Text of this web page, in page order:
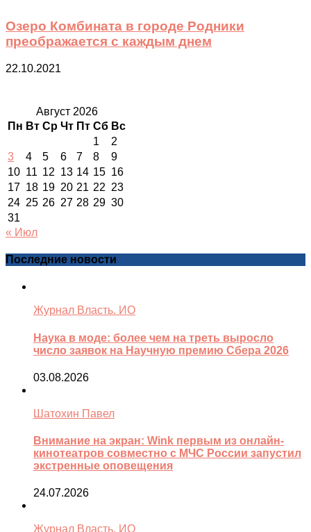
Озеро Комбината в городе Родники
преображается с каждым днем
22.10.2021
Август 2026
Пн Вт Ср Чт Пт Сб Вс
1
2
3
4 5 6 7 8
9
10 11 12 13 14 15 16
17 18 19 20 21 22 23
24 25 26 27 28 29 30
31
« Июл
Последние новости
Журнал Власть. ИО
Наука в моде: более чем на треть выросло
число заявок на Научную премию Сбера 2026
03.08.2026
Шатохин Павел
Внимание на экран: Wink первым из онлайн-
кинотеатров совместно с МЧС России запустил
экстренные оповещения
24.07.2026
Журнал Власть. ИО